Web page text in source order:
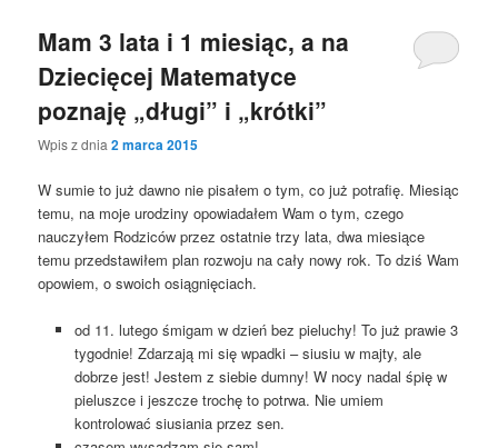
Mam 3 lata i 1 miesiąc, a na
Dziecięcej Matematyce
poznaję „długi” i „krótki”
Wpis z dnia2 marca 2015
W sumie to już dawno nie pisałem o tym, co już potrafię. Miesiąc
temu, na moje urodziny opowiadałem Wam o tym, czego
nauczyłem Rodziców przez ostatnie trzy lata, dwa miesiące
temu przedstawiłem plan rozwoju na cały nowy rok. To dziś Wam
opowiem, o swoich osiągnięciach.
od 11. lutego śmigam w dzień bez pieluchy! To już prawie 3
tygodnie! Zdarzają mi się wpadki – siusiu w majty, ale
dobrze jest! Jestem z siebie dumny! W nocy nadal śpię w
pieluszce i jeszcze trochę to potrwa. Nie umiem
kontrolować siusiania przez sen.